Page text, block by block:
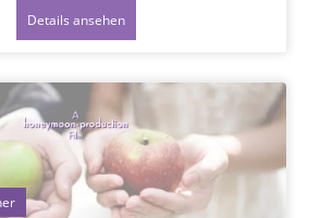
Details ansehen
1